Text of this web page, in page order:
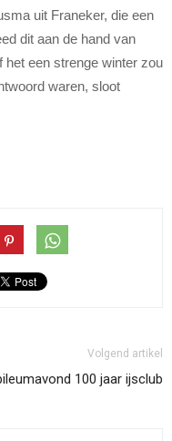
uit Franeker, die een
dit aan de hand van
het een strenge winter zou
waren, sloot
Volgend artikel
100 jaar ijsclub